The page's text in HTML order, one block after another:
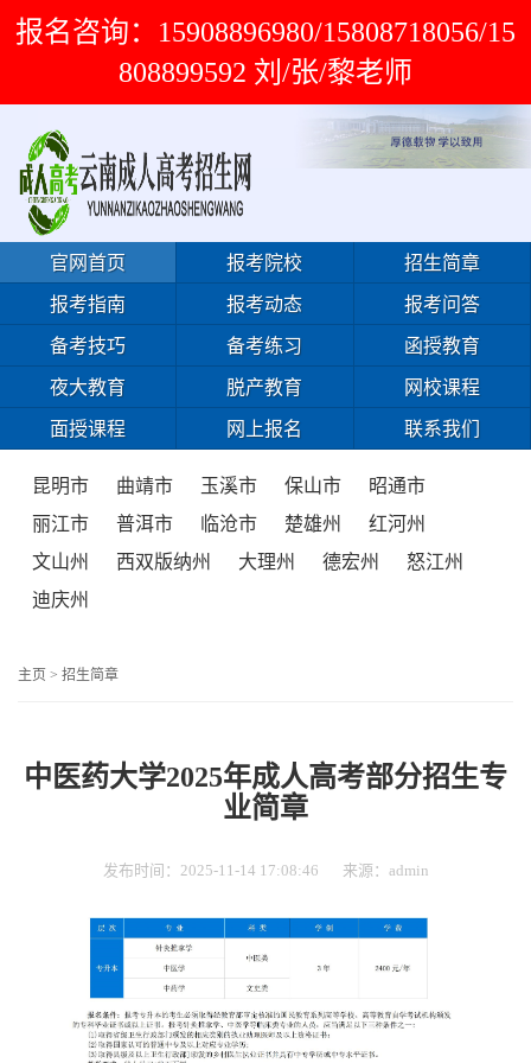
报名咨询：15908896980/15808718056/15
808899592 刘/张/黎老师
官网首页 报考院校 招生简章
报考指南 报考动态 报考问答
备考技巧 备考练习 函授教育
夜大教育 脱产教育 网校课程
面授课程 网上报名 联系我们
昆明市 曲靖市 玉溪市 保山市
昭通市
丽江市
普洱市 临沧市 楚雄州
红河州
文山州
西双版纳州 大理州 德宏州
怒江州
迪庆州
主页 > 招生简章
中医药大学2025年成人高考部分招生专
业简章
发布时间：2025-11-14 17:08:46 来源：admin